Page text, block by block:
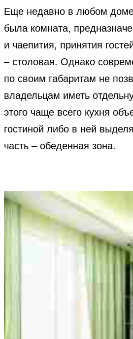
Еще недавно в любом доме
была комната,
и чаепития, принятия
– столовая. Однако
по своим габаритам не
владельцам иметь
этого чаще всего кухня
гостиной либо в ней
часть – обеденная зона.